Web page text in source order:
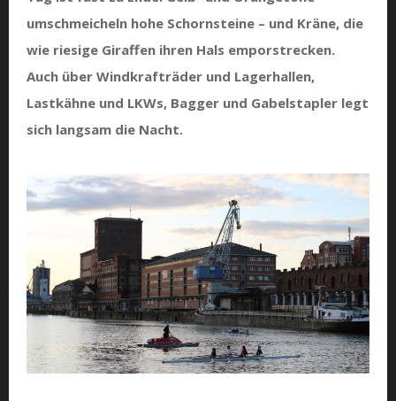
umschmeicheln hohe Schornsteine – und Kräne, die
wie riesige Giraffen ihren Hals emporstrecken.
Auch über Windkrafträder und Lagerhallen,
Lastkähne und LKWs, Bagger und Gabelstapler legt
sich langsam die Nacht.